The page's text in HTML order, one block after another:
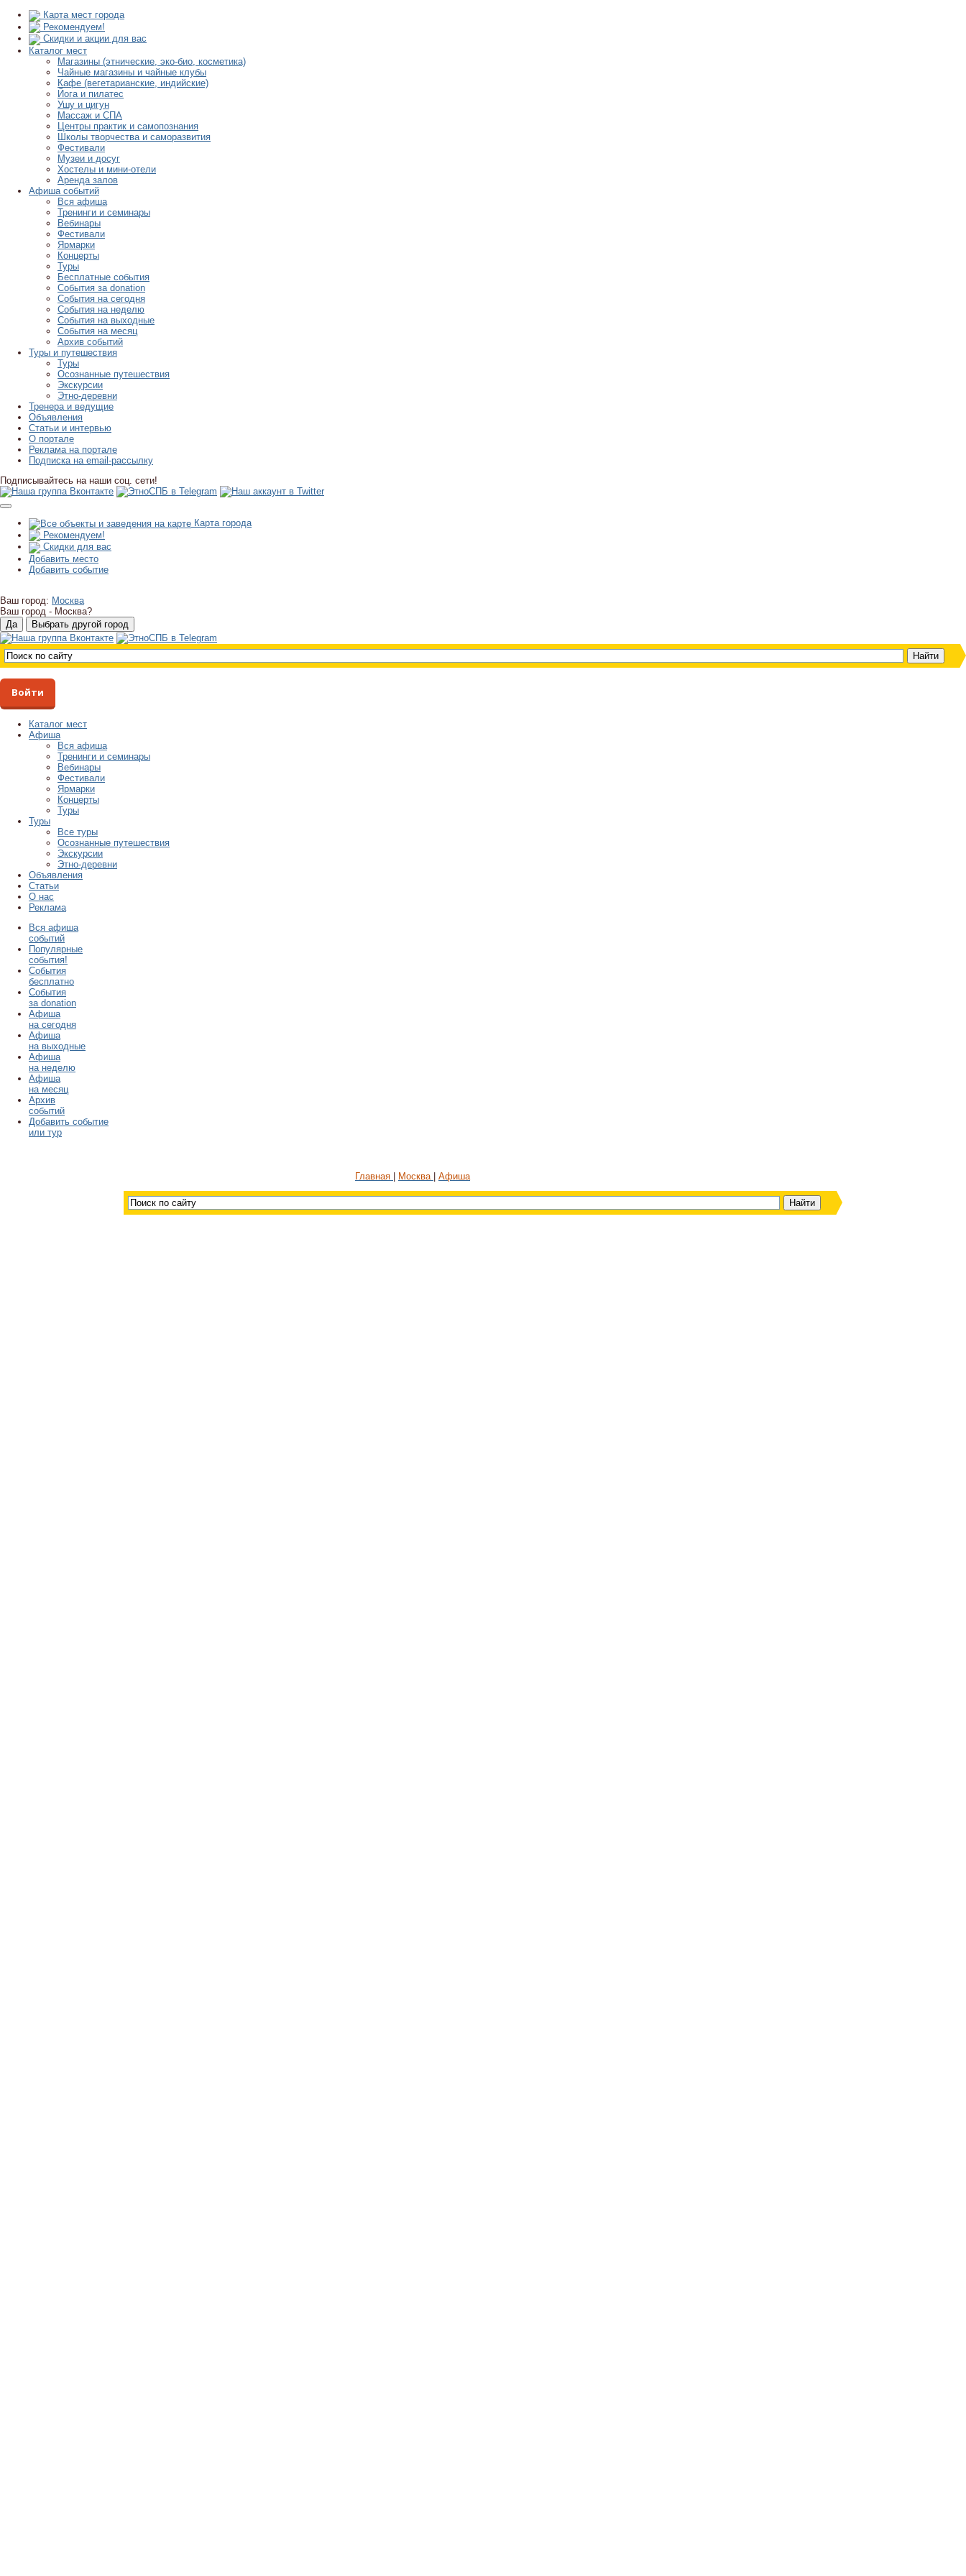
Карта мест города
Рекомендуем!
Скидки и акции для вас
Каталог мест
Магазины (этнические, эко-био, косметика)
Чайные магазины и чайные клубы
Кафе (вегетарианские, индийские)
Йога и пилатес
Ушу и цигун
Массаж и СПА
Центры практик и самопознания
Школы творчества и саморазвития
Фестивали
Музеи и досуг
Хостелы и мини-отели
Аренда залов
Афиша событий
Вся афиша
Тренинги и семинары
Вебинары
Фестивали
Ярмарки
Концерты
Туры
Бесплатные события
События за donation
События на сегодня
События на неделю
События на выходные
События на месяц
Архив событий
Туры и путешествия
Туры
Осознанные путешествия
Экскурсии
Этно-деревни
Тренера и ведущие
Объявления
Статьи и интервью
О портале
Реклама на портале
Подписка на email-рассылку
Подписывайтесь на наши соц. сети!
Карта города
Рекомендуем!
Скидки для вас
Добавить место
Добавить событие
Ваш город: Москва
Ваш город - Москва?
Войти
Каталог мест
Афиша
Вся афиша
Тренинги и семинары
Вебинары
Фестивали
Ярмарки
Концерты
Туры
Туры
Все туры
Осознанные путешествия
Экскурсии
Этно-деревни
Объявления
Статьи
О нас
Реклама
Вся афиша
событий
Популярные
события!
События
бесплатно
События
за donation
Афиша
на сегодня
Афиша
на выходные
Афиша
на неделю
Афиша
на месяц
Архив
событий
Добавить событие
или тур
Главная Москва Афиша